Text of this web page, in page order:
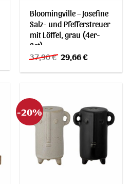
Bloomingville – Josefine
Salz- und Pfefferstreuer
mit Löffel, grau (4er-
Set)
37,90€ Ursprünglicher
Preis
war:
29,66€Aktueller
ist:
-20%